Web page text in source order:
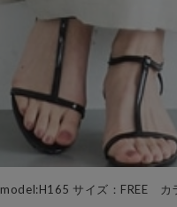
model:H165 サイズ：FREE カ